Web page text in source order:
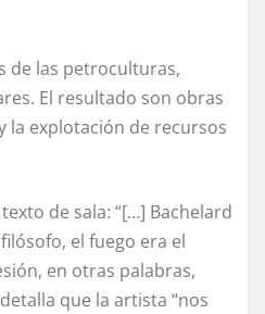
de las petroculturas,
El resultado son obras
la explotación de recursos
de sala: “[…] Bachelard
el fuego era el
en otras palabras,
que la artista “nos